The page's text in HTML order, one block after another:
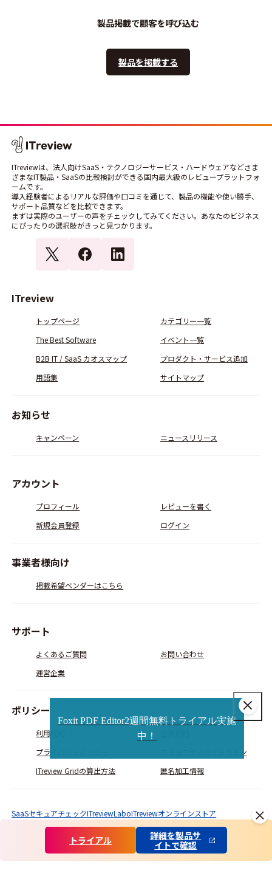
トライアル
詳細を製品サ
イトで確認
製品掲載で顧客を呼び込む
製品を掲載する
Foxit PDF Editor2週間無料トライアル実施
中！
ITreviewは、法人向けSaaS・テクノロジーサービス・ハードウェアなどさま
ざまなIT製品・SaaSの比較検討ができる国内最大級のレビュープラットフォ
ームです。
導入経験者によるリアルな評価や口コミを通じて、製品の機能や使い勝手、
サポート品質などを比較できます。
まずは実際のユーザーの声をチェックしてみてください。あなたのビジネス
にぴったりの選択肢がきっと見つかります。
ITreview
トップページ
カテゴリー一覧
The Best Software
イベント一覧
B2B IT / SaaS カオスマップ
プロダクト・サービス追加
用語集
サイトマップ
お知らせ
キャンペーン ニュースリリース
アカウント
プロフィール
レビューを書く
新規会員登録
ログイン
事業者様向け
掲載希望ベンダーはこちら
サポート
よくあるご質問
お問い合わせ
運営企業
ポリシー
利用規約
プライバシーポリシー
コミュニティガイドライン
ITreview Gridの算出方法
匿名加工情報
© ITcrowd Corp. All Rights Reserved.
SaaSセキュアチェックITreviewLaboITreviewオンラインストア